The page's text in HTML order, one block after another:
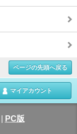
ページの先頭へ戻る
マイアカウント
PC版